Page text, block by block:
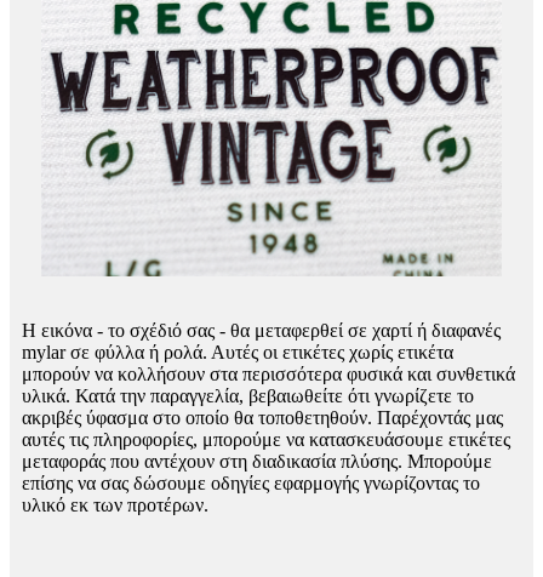
Η εικόνα - το σχέδιό σας - θα μεταφερθεί σε χαρτί ή διαφανές
mylar σε φύλλα ή ρολά. Αυτές οι ετικέτες χωρίς ετικέτα
μπορούν να κολλήσουν στα περισσότερα φυσικά και συνθετικά
υλικά. Κατά την παραγγελία, βεβαιωθείτε ότι γνωρίζετε το
ακριβές ύφασμα στο οποίο θα τοποθετηθούν. Παρέχοντάς μας
αυτές τις πληροφορίες, μπορούμε να κατασκευάσουμε ετικέτες
μεταφοράς που αντέχουν στη διαδικασία πλύσης. Μπορούμε
επίσης να σας δώσουμε οδηγίες εφαρμογής γνωρίζοντας το
υλικό εκ των προτέρων.